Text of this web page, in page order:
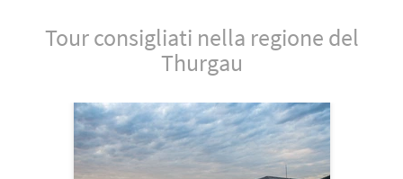
Tour consigliati nella regione del
Thurgau